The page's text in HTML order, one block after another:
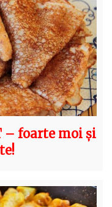
– foarte moi și